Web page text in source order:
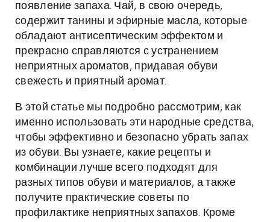
появление запаха. Чай, в свою очередь,
содержит танины и эфирные масла, которые
обладают антисептическим эффектом и
прекрасно справляются с устранением
неприятных ароматов, придавая обуви
свежесть и приятный аромат.
В этой статье мы подробно рассмотрим, как
именно использовать эти народные средства,
чтобы эффективно и безопасно убрать запах
из обуви. Вы узнаете, какие рецепты и
комбинации лучше всего подходят для
разных типов обуви и материалов, а также
получите практические советы по
профилактике неприятных запахов. Кроме